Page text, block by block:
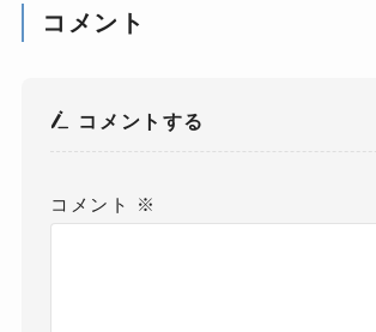
コメント
コメントする
コメント ※